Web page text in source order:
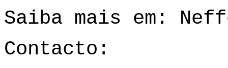
Saiba mais em:
Contacto: